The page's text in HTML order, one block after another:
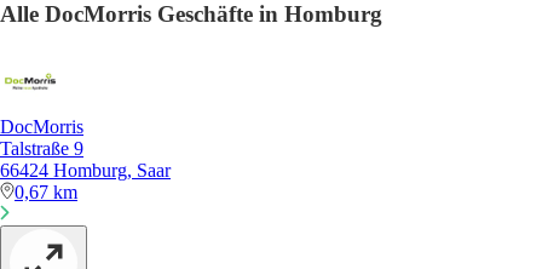
Alle DocMorris Geschäfte in Homburg
DocMorris
Talstraße 9
66424 Homburg, Saar
0,67 km